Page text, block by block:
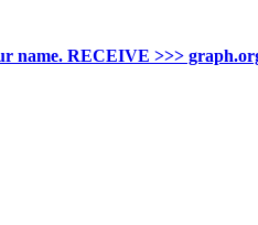
name. RECEIVE >>>